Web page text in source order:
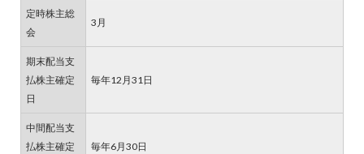
定時株主総
会
3月
期末配当支
払株主確定
日
毎年12月31日
中間配当支
払株主確定
毎年6月30日